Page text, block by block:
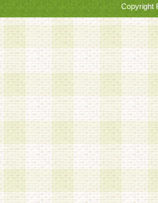
Copyright